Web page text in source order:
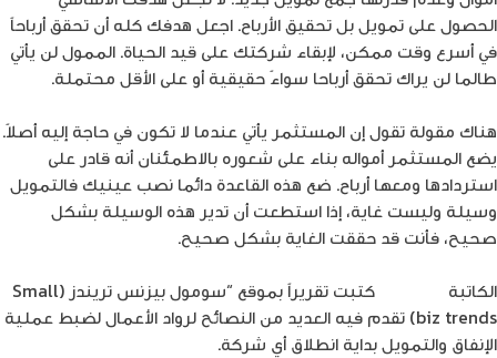
الحصول على تمويل بل تحقيق الأرباح. اجعل هدفك كله أن تحقق أرباحاً
في أسرع وقت ممكن، لإبقاء شركتك على قيد الحياة. الممول لن يأتي
طالما لن يراك تحقق أرباحا سواءً حقيقية أو على الأقل محتملة.
هناك مقولة تقول إن المستثمر يأتي عندما لا تكون في حاجة إليه أصلاً.
يضع المستثمر أمواله بناء على شعوره بالاطمئنان أنه قادر على
استردادها ومعها أرباح. ضع هذه القاعدة دائما نصب عينيك فالتمويل
وسيلة وليست غاية، إذا استطعت أن تدير هذه الوسيلة بشكل
صحيح، فأنت قد حققت الغاية بشكل صحيح.
الكاتبة
كتبت تقريراً بموقع “سومول بيزنس تريندز (Small
biz trends) تقدم فيه العديد من النصائح لرواد الأعمال لضبط عملية
الإنفاق والتمويل بداية انطلاق أي شركة.